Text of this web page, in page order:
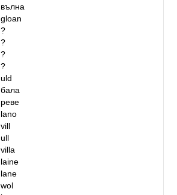
вълна
gloan
?
?
?
?
uld
бала
реве
lano
vill
ull
villa
laine
lane
wol